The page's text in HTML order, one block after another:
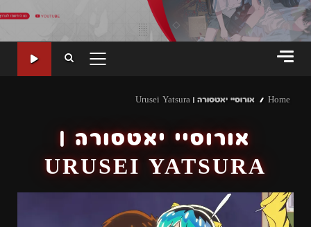
PRIMARY
Home אורוסיי יאטסורה | Urusei Yatsura
אורוסיי יאטסורה |
URUSEI YATSURA